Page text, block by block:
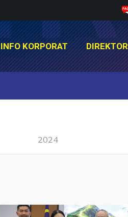
INFO KORPORAT
2024
INFO KORPORAT